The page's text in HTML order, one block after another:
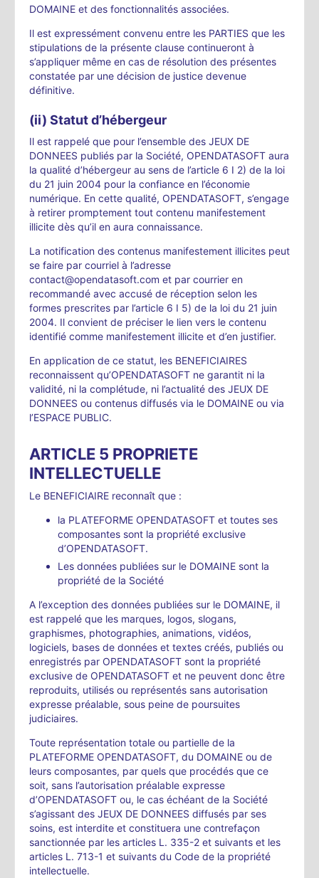
DOMAINE et des fonctionnalités associées.
Il est expressément convenu entre les PARTIES que les
stipulations de la présente clause continueront à
s’appliquer même en cas de résolution des présentes
constatée par une décision de justice devenue
définitive.
(ii) Statut d’hébergeur
Il est rappelé que pour l’ensemble des JEUX DE
DONNEES publiés par la Société, OPENDATASOFT aura
la qualité d’hébergeur au sens de l’article 6 I 2) de la loi
du 21 juin 2004 pour la confiance en l’économie
numérique. En cette qualité, OPENDATASOFT, s’engage
à retirer promptement tout contenu manifestement
illicite dès qu’il en aura connaissance.
La notification des contenus manifestement illicites peut
se faire par courriel à l’adresse
contact@opendatasoft.com et par courrier en
recommandé avec accusé de réception selon les
formes prescrites par l’article 6 I 5) de la loi du 21 juin
2004. Il convient de préciser le lien vers le contenu
identifié comme manifestement illicite et d’en justifier.
En application de ce statut, les BENEFICIAIRES
reconnaissent qu’OPENDATASOFT ne garantit ni la
validité, ni la complétude, ni l’actualité des JEUX DE
DONNEES ou contenus diffusés via le DOMAINE ou via
l’ESPACE PUBLIC.
ARTICLE 5 PROPRIETE
INTELLECTUELLE
Le BENEFICIAIRE reconnaît que :
la PLATEFORME OPENDATASOFT et toutes ses
composantes sont la propriété exclusive
d’OPENDATASOFT.
Les données publiées sur le DOMAINE sont la
propriété de la Société
A l’exception des données publiées sur le DOMAINE, il
est rappelé que les marques, logos, slogans,
graphismes, photographies, animations, vidéos,
logiciels, bases de données et textes créés, publiés ou
enregistrés par OPENDATASOFT sont la propriété
exclusive de OPENDATASOFT et ne peuvent donc être
reproduits, utilisés ou représentés sans autorisation
expresse préalable, sous peine de poursuites
judiciaires.
Toute représentation totale ou partielle de la
PLATEFORME OPENDATASOFT, du DOMAINE ou de
leurs composantes, par quels que procédés que ce
soit, sans l’autorisation préalable expresse
d’OPENDATASOFT ou, le cas échéant de la Société
s’agissant des JEUX DE DONNEES diffusés par ses
soins, est interdite et constituera une contrefaçon
sanctionnée par les articles L. 335-2 et suivants et les
articles L. 713-1 et suivants du Code de la propriété
intellectuelle.